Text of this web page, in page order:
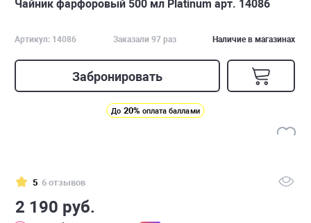
Чайник фарфоровый 500 мл Platinum арт. 14086
Артикул: 14086 Заказали 97 раз Наличие в магазинах
Забронировать
До 20% оплата баллами
5 6 отзывов
2 190 руб.